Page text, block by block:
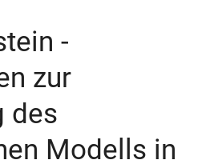
-
zur
des
Modells in